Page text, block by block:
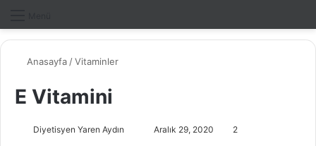
Anasayfa /Vitaminler
E Vitamini
Diyetisyen Yaren Aydın Aralık 29, 2020 2